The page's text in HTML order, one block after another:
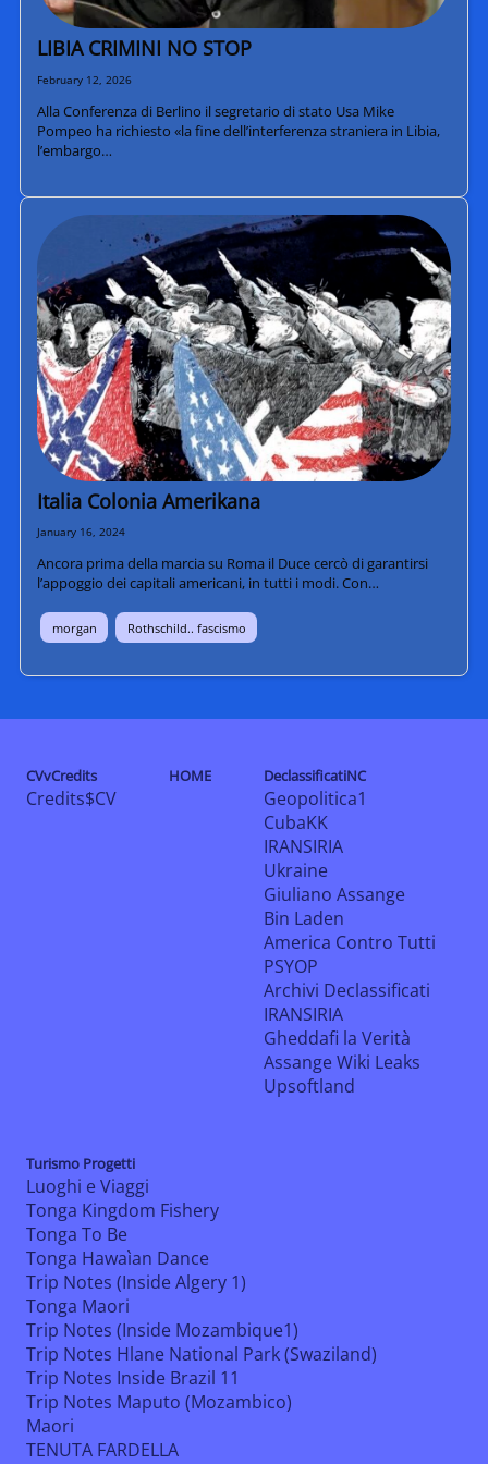
LIBIA CRIMINI NO STOP
February 12, 2026
Alla Conferenza di Berlino il segretario di stato Usa Mike
Pompeo ha richiesto «la fine dell’interferenza straniera in Libia,
l’embargo…
Italia Colonia Amerikana
January 16, 2024
Ancora prima della marcia su Roma il Duce cercò di garantirsi
l’appoggio dei capitali americani, in tutti i modi. Con…
morgan Rothschild.. fascismo
CVvCredits
Credits$CV
HOME DeclassificatiNC
Geopolitica1
CubaKK
IRANSIRIA
Ukraine
Giuliano Assange
Bin Laden
America Contro Tutti
PSYOP
Archivi Declassificati
IRANSIRIA
Gheddafi la Verità
Assange Wiki Leaks
Upsoftland
Turismo Progetti
Luoghi e Viaggi
Tonga Kingdom Fishery
Tonga To Be
Tonga Hawaìan Dance
Trip Notes (Inside Algery 1)
Tonga Maori
Trip Notes (Inside Mozambique1)
Trip Notes Hlane National Park (Swaziland)
Trip Notes Inside Brazil 11
Trip Notes Maputo (Mozambico)
Maori
TENUTA FARDELLA